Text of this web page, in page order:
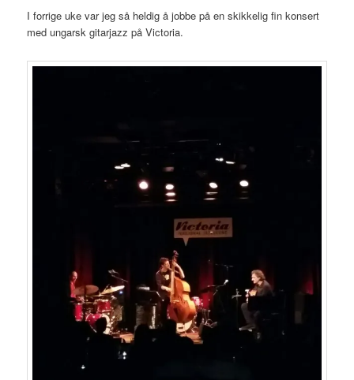
I forrige uke var jeg så heldig å jobbe på en skikkelig fin konsert
med ungarsk gitarjazz på Victoria.